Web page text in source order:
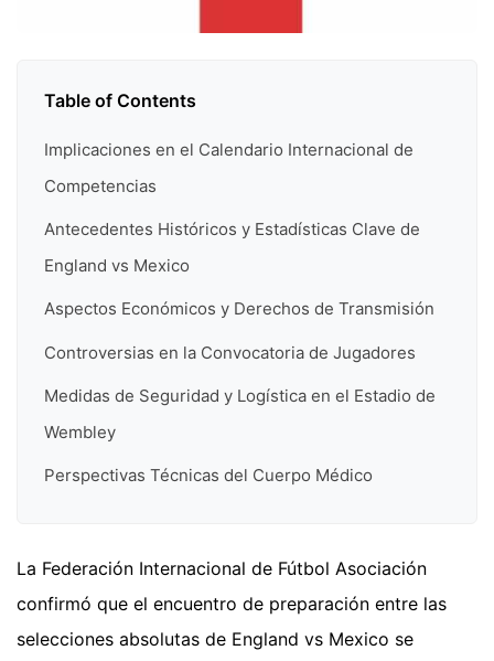
Table of Contents
Implicaciones en el Calendario Internacional de
Competencias
Antecedentes Históricos y Estadísticas Clave de
England vs Mexico
Aspectos Económicos y Derechos de Transmisión
Controversias en la Convocatoria de Jugadores
Medidas de Seguridad y Logística en el Estadio de
Wembley
Perspectivas Técnicas del Cuerpo Médico
La Federación Internacional de Fútbol Asociación
confirmó que el encuentro de preparación entre las
selecciones absolutas de England vs Mexico se